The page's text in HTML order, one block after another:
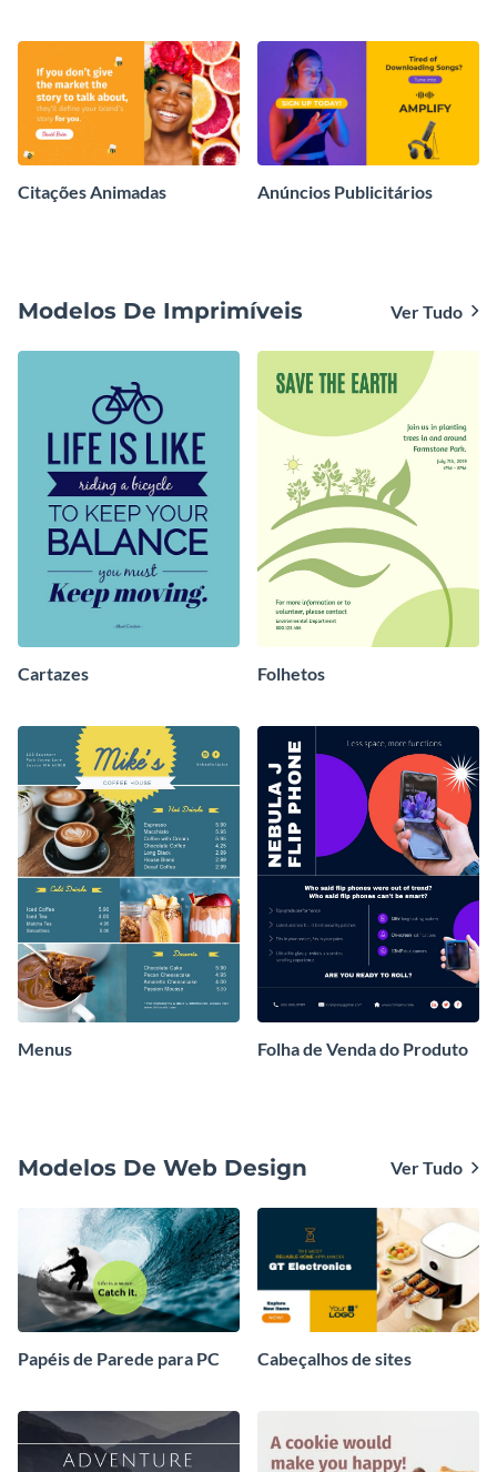
Citações Animadas Anúncios Publicitários
Modelos De Imprimíveis Ver Tudo
Cartazes Folhetos
Menus Folha de Venda do Produto
Modelos De Web Design Ver Tudo
Papéis de Parede para PC Cabeçalhos de sites